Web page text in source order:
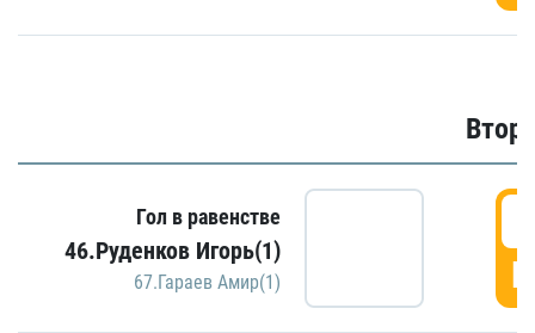
Гол в равенстве
46.Руденков Игорь(1)
67.Гараев Амир(1)